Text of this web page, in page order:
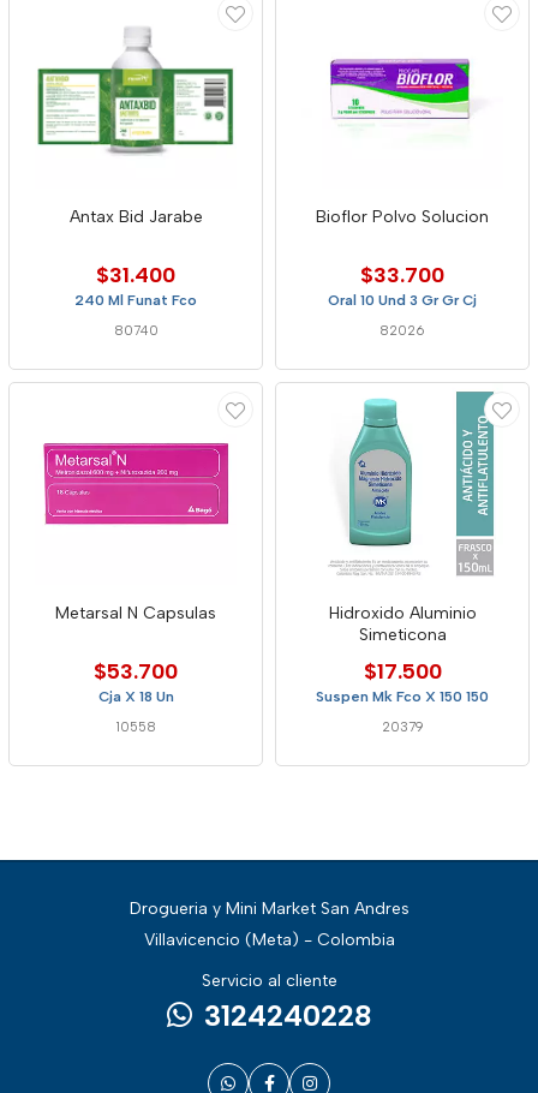
Antax Bid Jarabe
$31.400
240 Ml Funat Fco
80740
Bioflor Polvo Solucion
$33.700
Oral 10 Und 3 Gr Gr Cj
82026
Metarsal N Capsulas
$53.700
Cja X 18 Un
10558
Hidroxido Aluminio
Simeticona
$17.500
Suspen Mk Fco X 150 150
20379
Drogueria y Mini Market San Andres
Villavicencio (Meta) - Colombia
Servicio al cliente
3124240228